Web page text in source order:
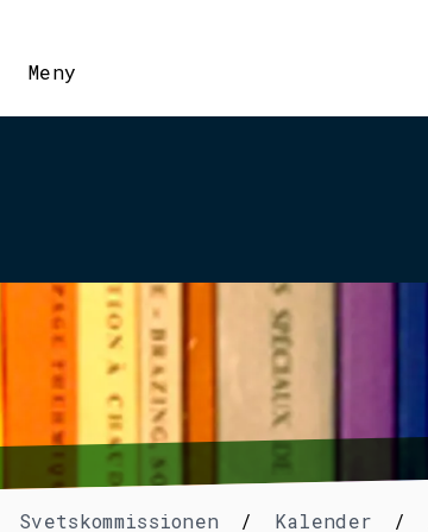
Meny
Svetskommissionen / Kalender /